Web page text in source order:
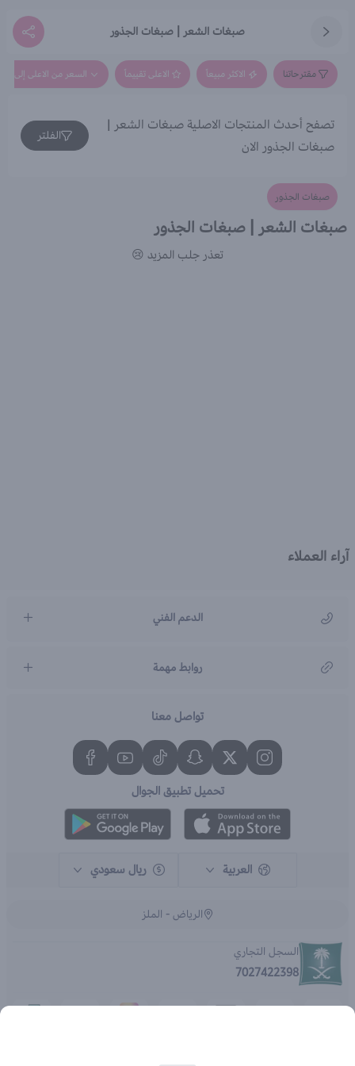
صبغات الشعر | صبغات الجذور
مقترحاتنا الاكثر مبيعاً الاعلى تقييماً السعر من الاعلى إلى
تصفح أحدث المنتجات الاصلية صبغات الشعر |
صبغات الجذور الان
الفلتر
صبغات الجذور
صبغات الشعر | صبغات الجذور
تعذر جلب المزيد 😢
آراء العملاء
الدعم الفني
روابط مهمة
تواصل معنا
تحميل تطبيق الجوال
العربية ريال سعودي
الرياض - الملز
السجل التجاري
7027422398